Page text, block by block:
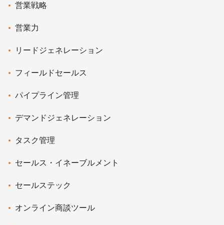
営業戦略
営業力
リードジェネレーション
フィールドセールス
パイプライン管理
デマンドジェネレーション
タスク管理
セールス・イネーブルメント
セールステック
オンライン商談ツール